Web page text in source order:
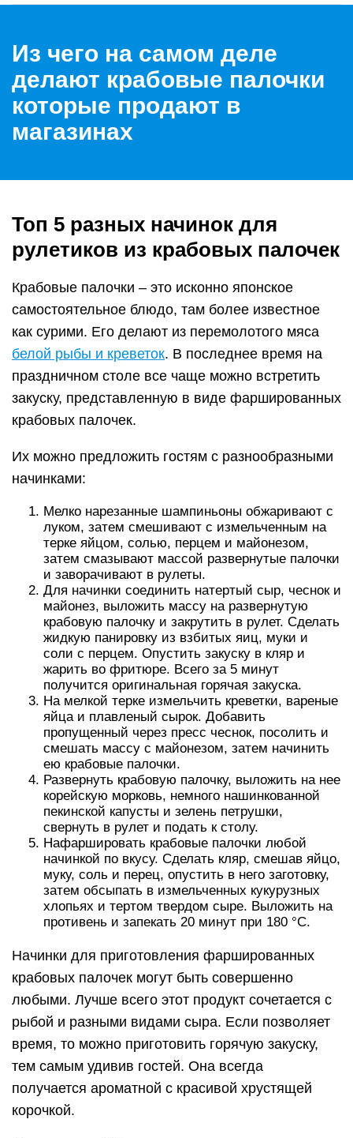
Из чего на самом деле
делают крабовые палочки
которые продают в
магазинах
Топ 5 разных начинок для
рулетиков из крабовых палочек
Крабовые палочки – это исконно японское
самостоятельное блюдо, там более известное
как сурими. Его делают из перемолотого мяса
белой рыбы и креветок. В последнее время на
праздничном столе все чаще можно встретить
закуску, представленную в виде фаршированных
крабовых палочек.
Их можно предложить гостям с разнообразными
начинками:
Мелко нарезанные шампиньоны обжаривают с
луком, затем смешивают с измельченным на
терке яйцом, солью, перцем и майонезом,
затем смазывают массой развернутые палочки
и заворачивают в рулеты.
Для начинки соединить натертый сыр, чеснок и
майонез, выложить массу на развернутую
крабовую палочку и закрутить в рулет. Сделать
жидкую панировку из взбитых яиц, муки и
соли с перцем. Опустить закуску в кляр и
жарить во фритюре. Всего за 5 минут
получится оригинальная горячая закуска.
На мелкой терке измельчить креветки, вареные
яйца и плавленый сырок. Добавить
пропущенный через пресс чеснок, посолить и
смешать массу с майонезом, затем начинить
ею крабовые палочки.
Развернуть крабовую палочку, выложить на нее
корейскую морковь, немного нашинкованной
пекинской капусты и зелень петрушки,
свернуть в рулет и подать к столу.
Нафаршировать крабовые палочки любой
начинкой по вкусу. Сделать кляр, смешав яйцо,
муку, соль и перец, опустить в него заготовку,
затем обсыпать в измельченных кукурузных
хлопьях и тертом твердом сыре. Выложить на
противень и запекать 20 минут при 180 °C.
Начинки для приготовления фаршированных
крабовых палочек могут быть совершенно
любыми. Лучше всего этот продукт сочетается с
рыбой и разными видами сыра. Если позволяет
время, то можно приготовить горячую закуску,
тем самым удивив гостей. Она всегда
получается ароматной с красивой хрустящей
корочкой.